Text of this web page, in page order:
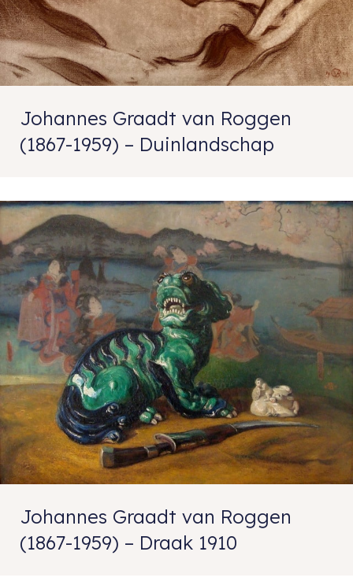
Johannes Graadt van Roggen
(1867-1959) – Duinlandschap
Johannes Graadt van Roggen
(1867-1959) – Draak 1910